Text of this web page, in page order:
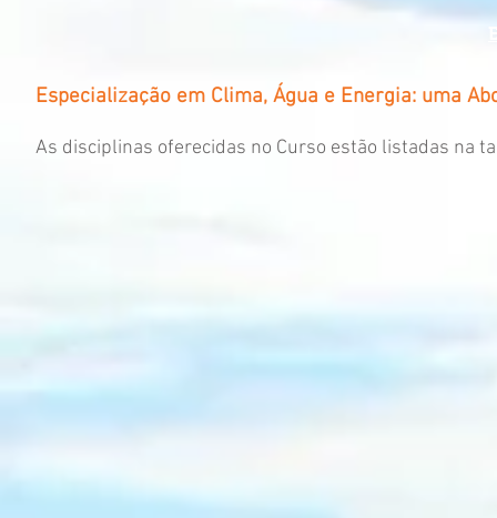
Especialização em Clima, Água e Energia: uma
As disciplinas oferecidas no Curso estão listadas na